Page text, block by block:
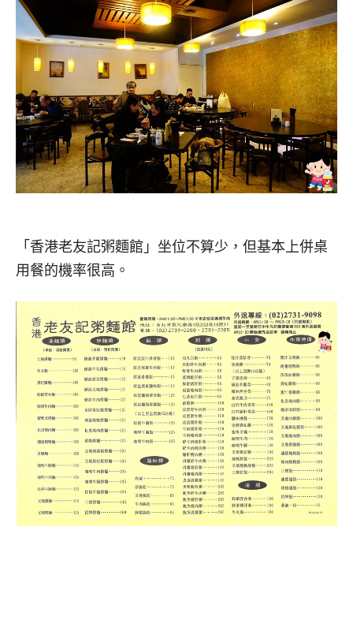
「香港老友記粥麵館」坐位不算少，但基本上併桌
用餐的機率很高。